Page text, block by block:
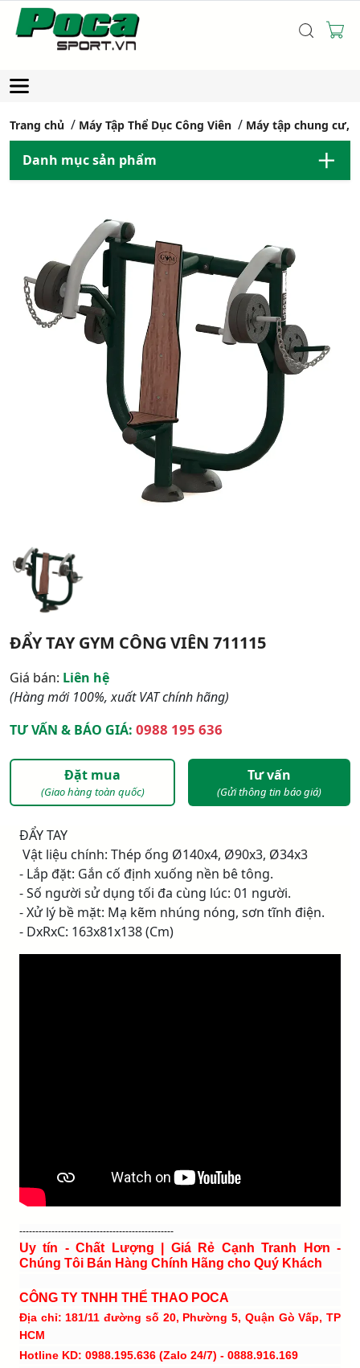
Trang chủ Máy Tập Thể Dục Công Viên Máy tập chung cư,
Danh mục sản phẩm
ĐẨY TAY GYM CÔNG VIÊN 711115
Giá bán: Liên hệ
(Hàng mới 100%, xuất VAT chính hãng)
TƯ VẤN & BÁO GIÁ: 0988 195 636
Đặt mua
(Giao hàng toàn quốc)
Tư vấn
(Gửi thông tin báo giá)
ĐẨY TAY
­ Vật liệu chính: Thép ống Ø140x4, Ø90x3, Ø34x3
- Lắp đặt: Gắn cố định xuống nền bê tông.
- Số người sử dụng tối đa cùng lúc: 01 người.
- Xử lý bề mặt: Mạ kẽm nhúng nóng, sơn tĩnh điện.
- DxRxC: 163x81x138 (Cm)
------------------------------------------------
Uy tín - Chất Lượng | Giá Rẻ Cạnh Tranh Hơn -
Chúng Tôi Bán Hàng Chính Hãng cho Quý Khách
CÔNG TY TNHH THỂ THAO POCA
Địa chỉ: 181/11 đường số 20, Phường 5, Quận Gò Vấp, TP
HCM
Hotline KD: 0988.195.636 (Zalo 24/7) - 0888.916.169